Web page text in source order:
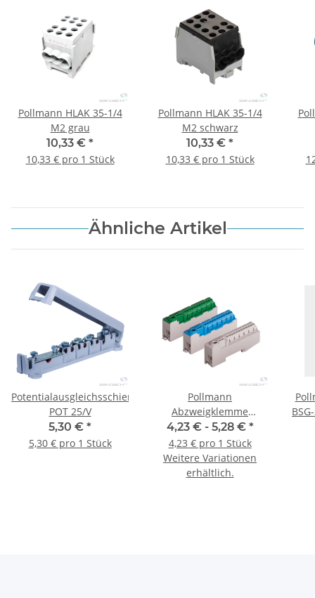
Pollmann HLAK 35-1/4
M2 grau
10,33 € *
10,33 € pro 1 Stück
Pollmann HLAK 35-1/4
M2 schwarz
10,33 € *
10,33 € pro 1 Stück
Ähnliche Artikel
Potentialausgleichsschiene
POT 25/V
5,30 € *
5,30 € pro 1 Stück
Pollmann
Abzweigklemme
Verteilerklemme
Nullleiterklemme
Sammelklemme A/N/PE
14
4,23 € - 5,28 € *
4,23 € pro 1 Stück
Weitere Variationen
erhältlich.